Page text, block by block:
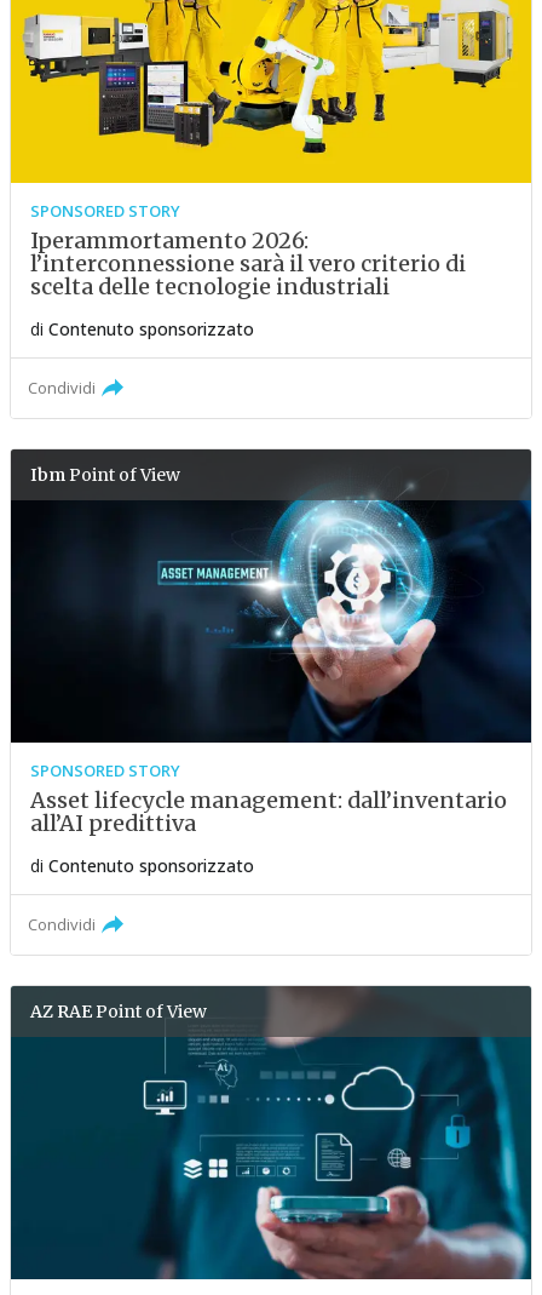
SPONSORED STORY
Iperammortamento 2026:
l’interconnessione sarà il vero criterio di
scelta delle tecnologie industriali
di Contenuto sponsorizzato
Condividi
IbmPoint of View
SPONSORED STORY
Asset lifecycle management: dall’inventario
all’AI predittiva
di Contenuto sponsorizzato
Condividi
AZ RAEPoint of View